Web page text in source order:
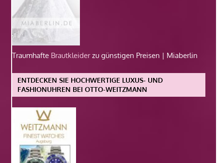
Traumhafte Brautkleiderzu günstigen Preisen | Miaberlin
ENTDECKEN SIE HOCHWERTIGE LUXUS- UND
FASHIONUHREN BEI OTTO-WEITZMANN